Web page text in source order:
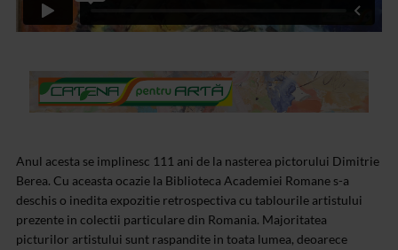
Anul acesta se implinesc 111 ani de la nasterea pictorului Dimitrie
Berea. Cu aceasta ocazie la Biblioteca Academiei Romane s-a
deschis o inedita expozitie retrospectiva cu tablourile artistului
prezente in colectii particulare din Romania. Majoritatea
picturilor artistului sunt raspandite in toata lumea, deoarece